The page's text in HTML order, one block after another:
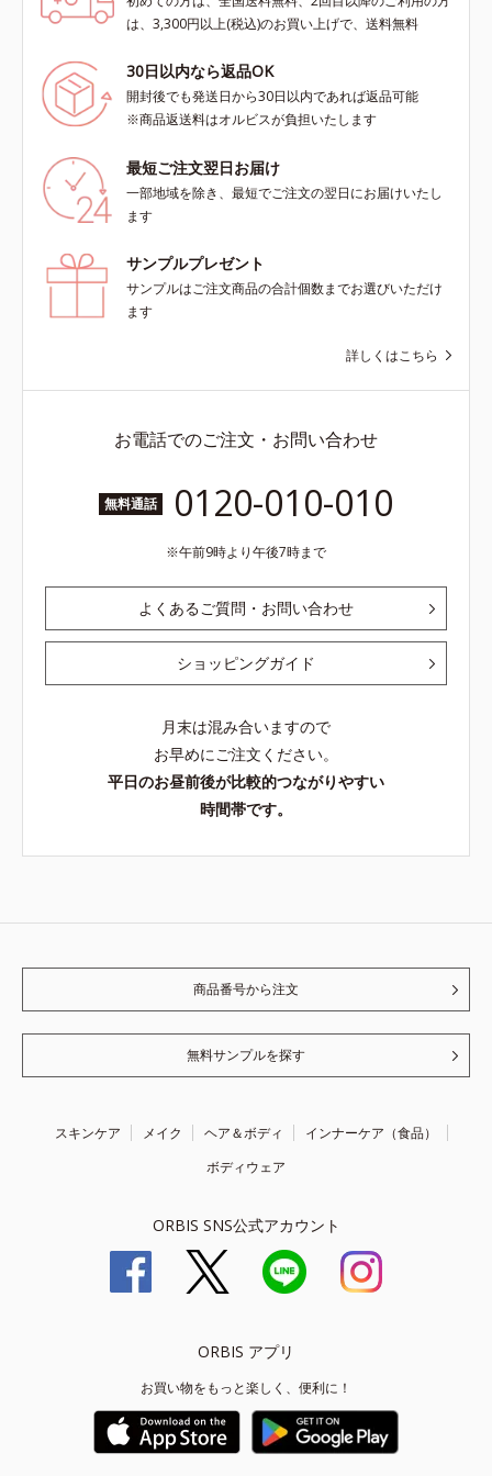
は、3,300円以上(税込)のお買い上げで、送料無料
30日以内なら返品OK
開封後でも発送日から30日以内であれば返品可能
※商品返送料はオルビスが負担いたします
最短ご注文翌日お届け
一部地域を除き、最短でご注文の翌日にお届けいたし
ます
サンプルプレゼント
サンプルはご注文商品の合計個数までお選びいただけ
ます
詳しくはこちら
お電話でのご注文・お問い合わせ
無料通話 0120-010-010
午前9時より午後7時まで
よくあるご質問・お問い合わせ
ショッピングガイド
月末は混み合いますので
お早めにご注文ください。
平日のお昼前後が比較的つながりやすい
時間帯です。
商品番号から注文
無料サンプルを探す
スキンケア メイク ヘア＆ボディ
インナーケア（食品）
ボディウェア
ORBIS SNS公式アカウント
ORBIS アプリ
お買い物をもっと楽しく、便利に！